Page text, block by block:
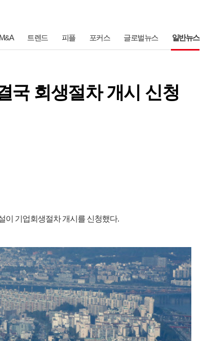
M&A 트렌드 피플 포커스 글로벌뉴스 일반뉴스
국 회생절차 개시 신청
이 기업회생절차 개시를 신청했다.